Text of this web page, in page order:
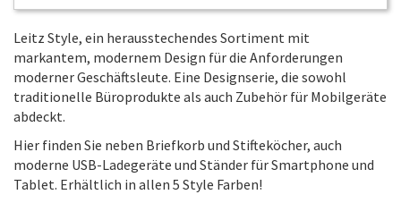
Leitz Style, ein herausstechendes Sortiment mit
markantem, modernem Design für die Anforderungen
moderner Geschäftsleute. Eine Designserie, die sowohl
traditionelle Büroprodukte als auch Zubehör für Mobilgeräte
abdeckt.
Hier finden Sie neben Briefkorb und Stifteköcher, auch
moderne USB-Ladegeräte und Ständer für Smartphone und
Tablet. Erhältlich in allen 5 Style Farben!